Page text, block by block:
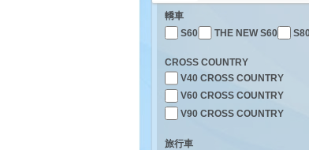
轎車
S60
THE NEW S60
CROSS COUNTRY
V40 CROSS COUNTRY
V60 CROSS COUNTRY
V90 CROSS COUNTRY
旅行車